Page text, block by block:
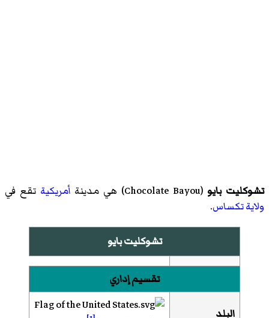
تشوكليت بايو (
Chocolate Bayou)‏ هي مدينة أمريكية تقع في
ولاية تكساس.
تشوكليت بايو
تقسيم إداري
البلد